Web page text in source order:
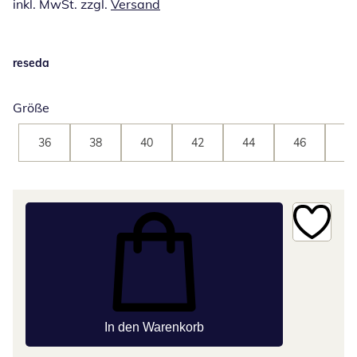
inkl. MwSt. zzgl. Versand
reseda
Größe
36 38 40 42 44 46
In den Warenkorb